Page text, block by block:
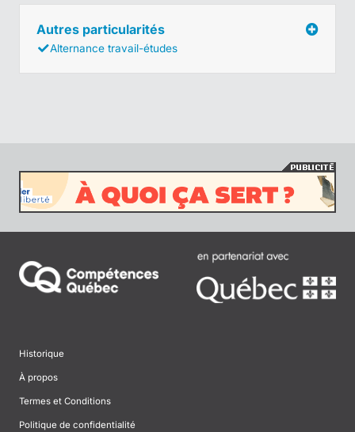
Autres particularités
Alternance travail-études
Historique
À propos
Termes et Conditions
Politique de confidentialité